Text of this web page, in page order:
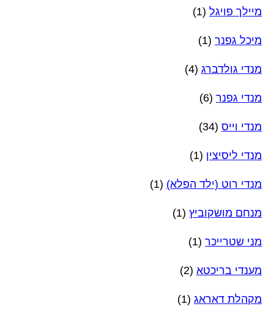
מיילך פויגל (1)
מיכל גפנר (1)
מנדי גולדברג (4)
מנדי גפנר (6)
מנדי וייס (34)
מנדי ליסיצין (1)
מנדי רוט (ילד הפלא) (1)
מנחם מושקוביץ (1)
מני שטרייכר (1)
מענדי בריכטא (2)
מקהלת דאראג (1)